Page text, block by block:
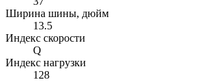
Ширина шины, дюйм
13.5
Индекс скорости
Q
Индекс нагрузки
128